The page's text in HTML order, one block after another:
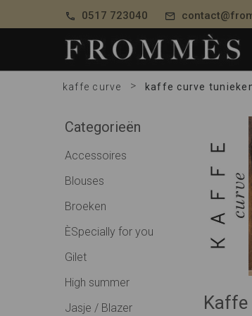
0517 723040
kaffe curve > kaffe curve
Categorieën
Accessoires
Blouses
Broeken
ÈSpecially for you
Gilet
High summer
Jasje / Blazer
Kaffe